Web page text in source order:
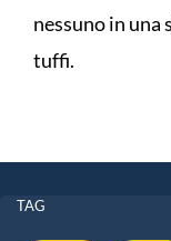
nessuno in una
tuffi.
TAG